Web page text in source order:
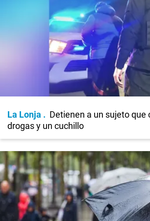
La Lonja
Detienen a un sujeto que
drogas y un cuchillo